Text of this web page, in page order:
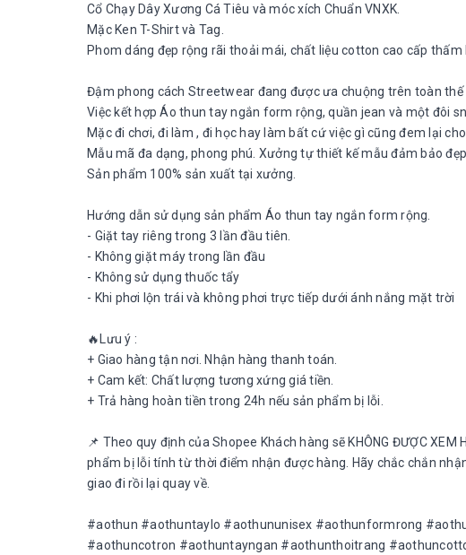
Cổ Chạy Dây Xương Cá Tiêu và móc xích Chuẩn VNXK.
Mặc Ken T-Shirt và Tag.
Phom dáng đẹp rộng rãi thoải mái, chất liệu cotton cao cấp
Đậm phong cách Streetwear đang được ưa chuộng trên toàn thế
Việc kết hợp Áo thun tay ngắn form rộng, quần jean và một đôi
Mặc đi chơi, đi làm , đi học hay làm bất cứ việc gì cũng đem lại
Mẫu mã đa dạng, phong phú. Xưởng tự thiết kế mẫu đảm bảo
Sản phẩm 100% sản xuất tại xưởng.
Hướng dẫn sử dụng sản phẩm Áo thun tay ngắn form rộng.
- Giặt tay riêng trong 3 lần đầu tiên.
- Không giặt máy trong lần đầu
- Không sử dụng thuốc tẩy
- Khi phơi lộn trái và không phơi trực tiếp dưới ánh nắng mặt trời
🔥Lưu ý :
+ Giao hàng tận nơi. Nhận hàng thanh toán.
+ Cam kết: Chất lượng tương xứng giá tiền.
+ Trả hàng hoàn tiền trong 24h nếu sản phẩm bị lỗi.
📌 Theo quy định của Shopee Khách hàng sẽ KHÔNG ĐƯỢC
phẩm bị lỗi tính từ thời điểm nhận được hàng. Hãy chắc chắn
giao đi rồi lại quay về.
#aothun #aothuntaylo #aothununisex #aothunformrong
#aothuncotron #aothuntayngan #aothunthoitrang